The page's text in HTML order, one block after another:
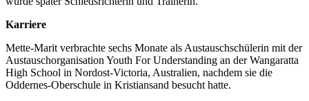
Karriere
Mette-Marit verbrachte sechs Monate als Austauschschülerin mit der
Austauschorganisation Youth For Understanding an der Wangaratta
High School in Nordost-Victoria, Australien, nachdem sie die
Oddernes-Oberschule in Kristiansand besucht hatte.